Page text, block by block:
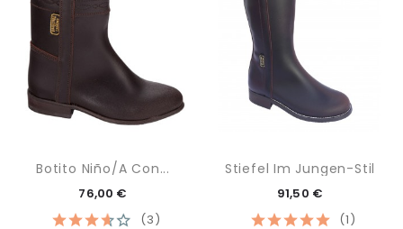
(3)
Botito Niño/a Con...
76,00 €
(1)
Stiefel Im Jungen-Stil
91,50 €